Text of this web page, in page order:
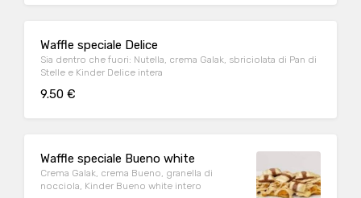
Waffle speciale Delice
Sia dentro che fuori: Nutella, crema Galak, sbriciolata di Pan di
Stelle e Kinder Delice intera
9.50 €
Waffle speciale Bueno white
Crema Galak, crema Bueno, granella di
nocciola, Kinder Bueno white intero